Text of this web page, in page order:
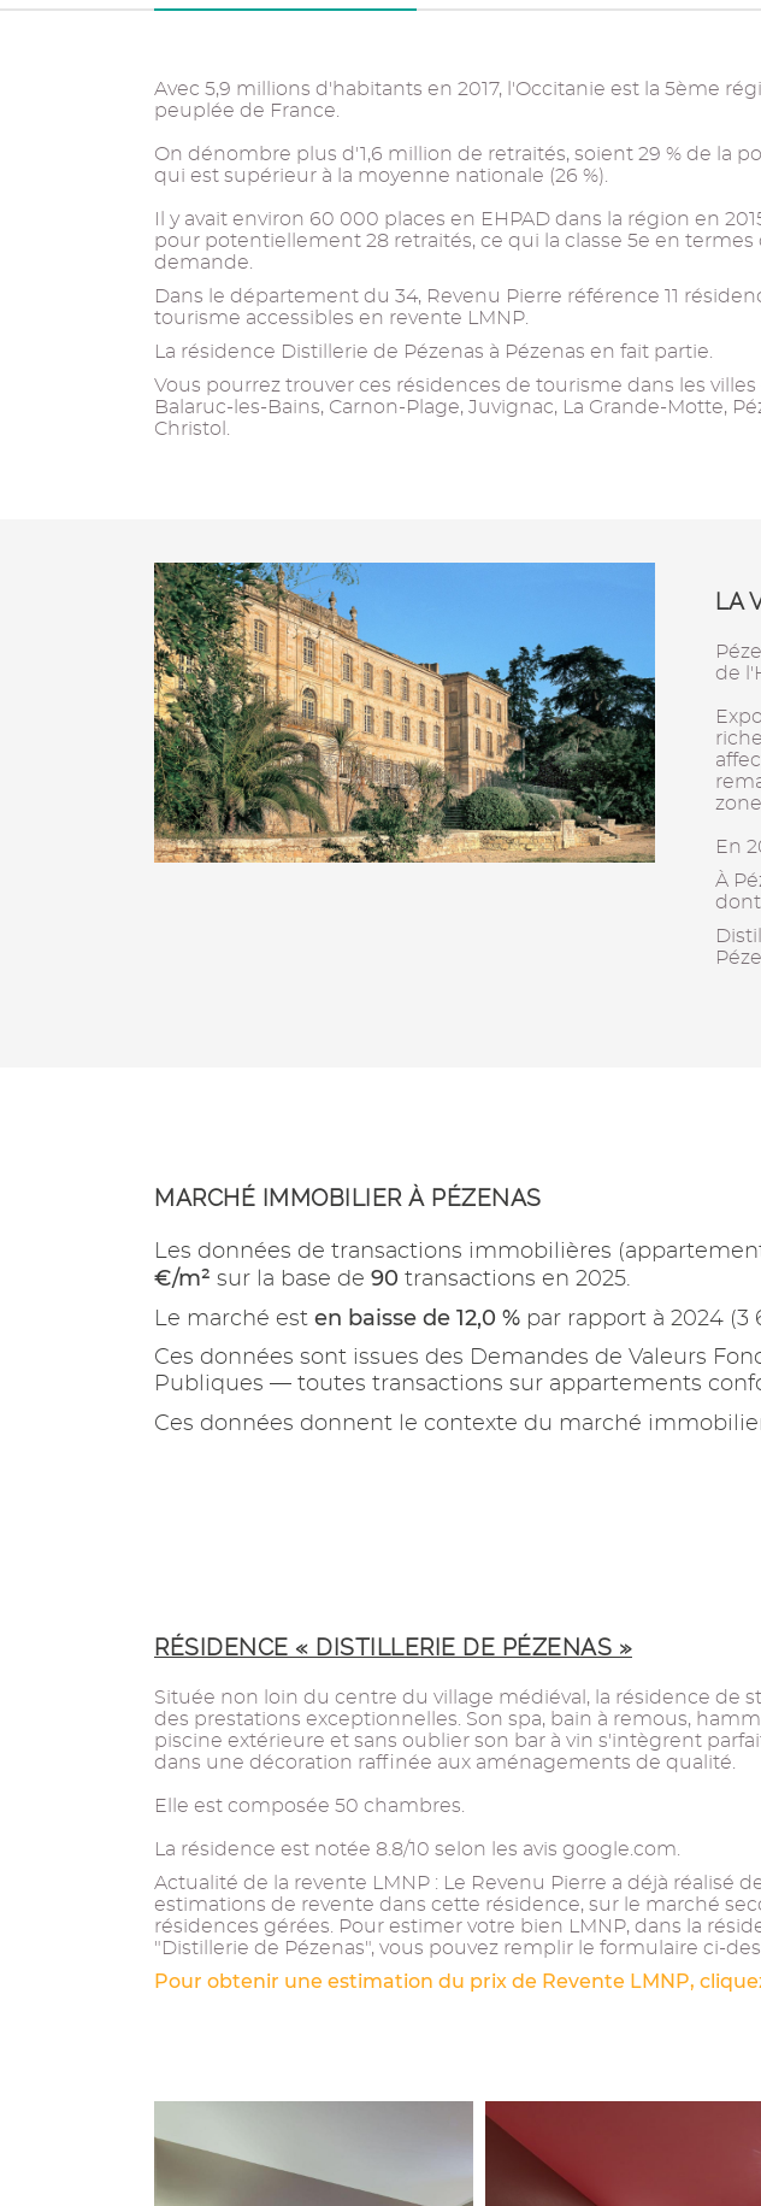
Avec 5,9 millions d'habitants en 2017, l'Occitanie est la 5ème
peuplée de France.
On dénombre plus d'1,6 million de retraités, soient 29 % de la
qui est supérieur à la moyenne nationale (26 %).
Il y avait environ 60 000 places en EHPAD dans la région en
pour potentiellement 28 retraités, ce qui la classe 5e en termes
demande.
Dans le département du 34, Revenu Pierre référence 11
tourisme accessibles en revente LMNP.
La résidence Distillerie de Pézenas à Pézenas en fait partie.
Vous pourrez trouver ces résidences de tourisme dans les villes
Balaruc-les-Bains, Carnon-Plage, Juvignac, La Grande-Motte,
Christol.
LA
de
En
À
dont
MARCHÉ IMMOBILIER À PÉZENAS
Les données de transactions immobilières
€/m² sur la base de 90 transactions en 2025.
Le marché est en baisse de 12,0 % par rapport à 2024 (3
Ces données sont issues des Demandes de Valeurs
Publiques — toutes transactions sur appartements
Ces données donnent le contexte du marché
RÉSIDENCE « DISTILLERIE DE PÉZENAS »
Située non loin du centre du village médiéval, la résidence de
des prestations exceptionnelles. Son spa, bain à remous,
piscine extérieure et sans oublier son bar à vin s'intègrent
dans une décoration raffinée aux aménagements de qualité.
Elle est composée 50 chambres.
La résidence est notée 8.8/10 selon les avis google.com.
Actualité de la revente LMNP : Le Revenu Pierre a déjà réalisé
estimations de revente dans cette résidence, sur le marché
résidences gérées. Pour estimer votre bien LMNP, dans la
"Distillerie de Pézenas", vous pouvez remplir le formulaire ci-
Pour obtenir une estimation du prix de Revente LMNP,